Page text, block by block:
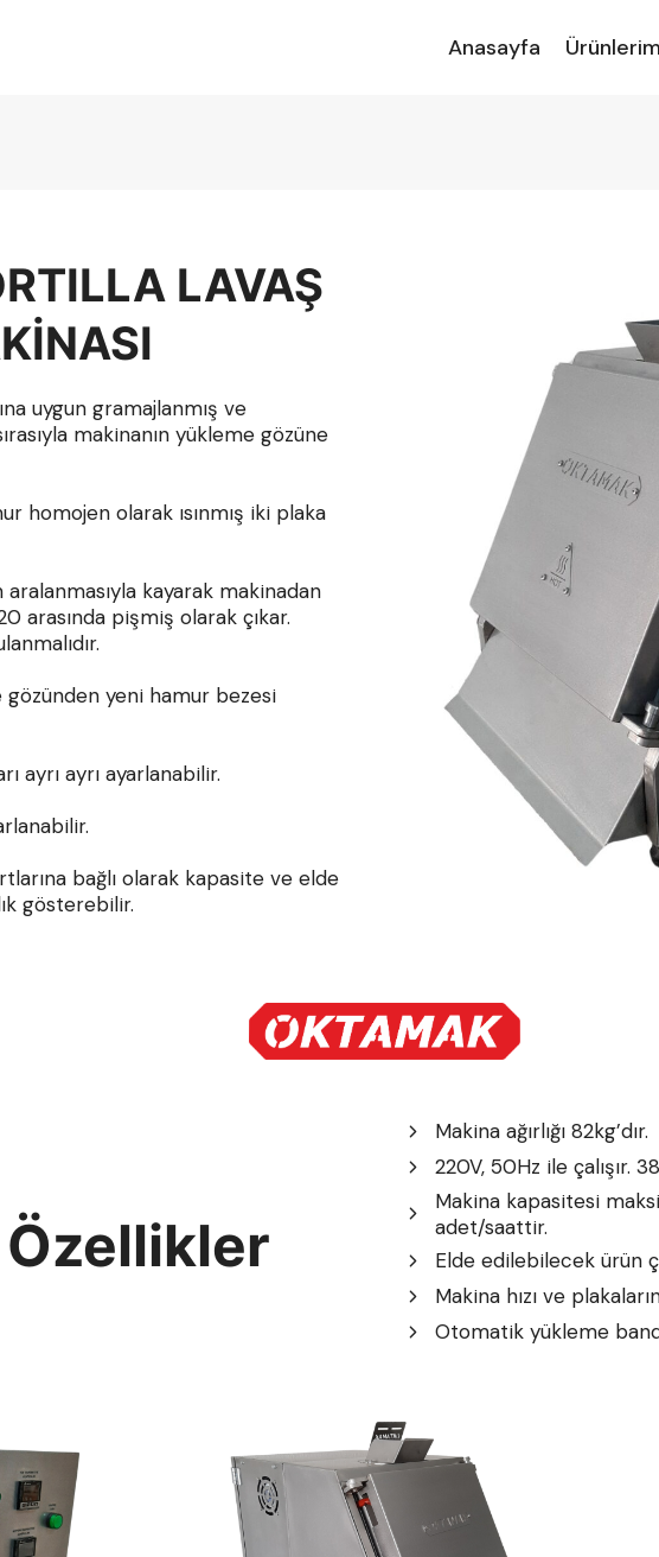
Anasayfa
LAVAŞ
uygun gramajlanmış ve
makinanın yükleme gözüne
homojen olarak ısınmış iki plaka
kayarak makinadan
arasında pişmiş olarak çıkar.
gözünden yeni hamur bezesi
ayrı ayrı ayarlanabilir.
bağlı olarak kapasite ve elde
gösterebilir.
Makina ağırlığı 82kg’dır.
220V, 50Hz ile çalışır.
Makina kapasitesi
adet/saattir.
Elde edilebilecek ürün
Makina hızı ve
Otomatik yükleme